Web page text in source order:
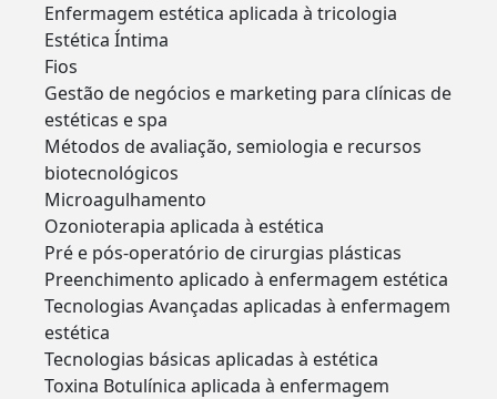
Enfermagem estética aplicada à tricologia
Estética Íntima
Fios
Gestão de negócios e marketing para clínicas de
estéticas e spa
Métodos de avaliação, semiologia e recursos
biotecnológicos
Microagulhamento
Ozonioterapia aplicada à estética
Pré e pós-operatório de cirurgias plásticas
Preenchimento aplicado à enfermagem estética
Tecnologias Avançadas aplicadas à enfermagem
estética
Tecnologias básicas aplicadas à estética
Toxina Botulínica aplicada à enfermagem